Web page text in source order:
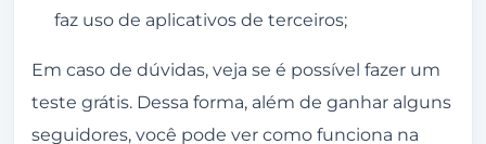
faz uso de aplicativos de terceiros;
Em caso de dúvidas, veja se é possível fazer um
teste grátis. Dessa forma, além de ganhar alguns
seguidores, você pode ver como funciona na